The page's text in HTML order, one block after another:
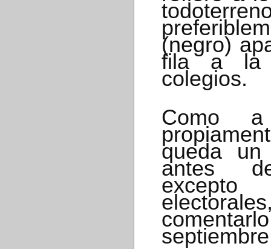
(negro)
fila a la
colegios.
Como
queda
antes